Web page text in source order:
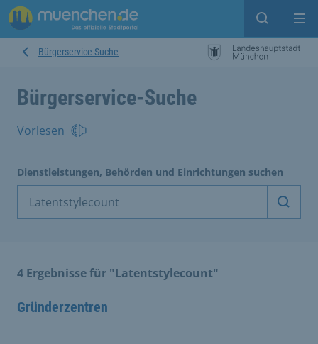
Suche
Bürgerservice-Suche
Bürgerservice-Suche
Vorlesen
Dienstleistungen, Behörden und Einrichtungen suchen
4 Ergebnisse für "Latentstylecount"
Gründerzentren